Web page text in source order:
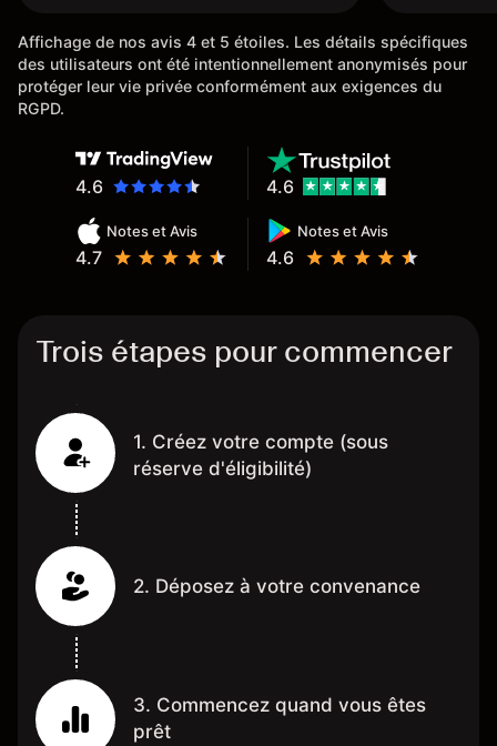
Affichage de nos avis 4 et 5 étoiles. Les détails spécifiques
des utilisateurs ont été intentionnellement anonymisés pour
protéger leur vie privée conformément aux exigences du
RGPD.
4.6
Notes et Avis
4.7
Notes et Avis
4.6
4.6
Trois étapes pour commencer
1. Créez votre compte (sous
réserve d'éligibilité)
2. Déposez à votre convenance
3. Commencez quand vous êtes
prêt